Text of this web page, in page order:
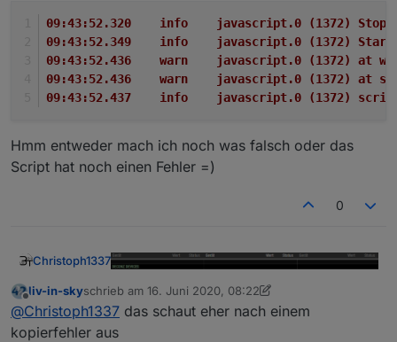
09:43:52.320	info	javascript.0
09:43:52.349	info
09:43:52.436	warn
09:43:52.436	warn	javascript.0
09:43:52.437	info
Hmm entweder mach ich noch was falsch oder das
Script hat noch einen Fehler =)
0
Christoph1337
Offline
liv-in-skyschrieb am 16. Juni 2020, 08:22
zuletzt editiert von liv-in-sky
@Christoph1337 das schaut eher nach einem
kopierfehler aus